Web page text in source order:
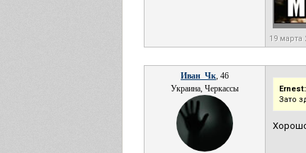
19
Иван_Чк, 46
Украина, Черкассы
Ernest:
Зато
Хорошо